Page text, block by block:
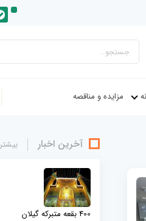
مزایده و مناقصه
آخرین اخبار بيشتر
400 بقعه متبرکه گیلان